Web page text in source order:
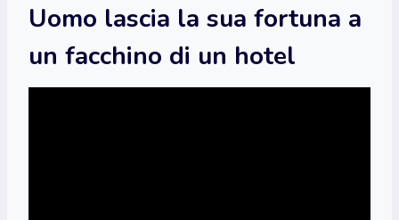
Uomo lascia la sua fortuna a
un facchino di un hotel